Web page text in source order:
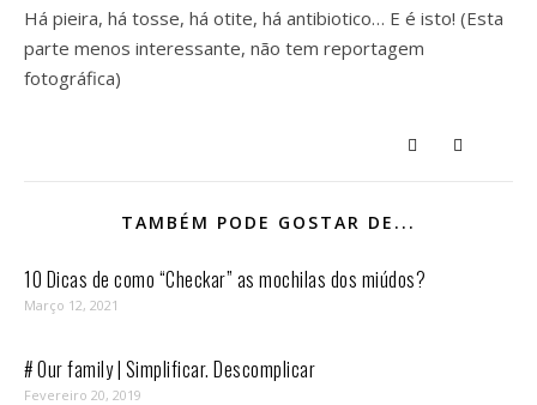
Há pieira, há tosse, há otite, há antibiotico… E é isto! (Esta
parte menos interessante, não tem reportagem
fotográfica)
TAMBÉM PODE GOSTAR DE...
10 Dicas de como “Checkar” as mochilas dos miúdos?
Março 12, 2021
# Our family | Simplificar. Descomplicar
Fevereiro 20, 2019